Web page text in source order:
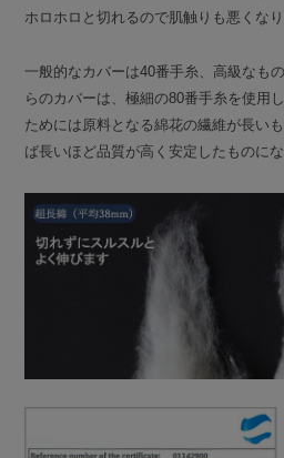
ホロホロと切れるので肌触りも悪くなり
一般的なカバーは40番手糸、高級なも
らのカバーは、極細の80番手糸を使用
ためには原料となる綿花の繊維が長い
ば長いほど品質が高く安定したものにな